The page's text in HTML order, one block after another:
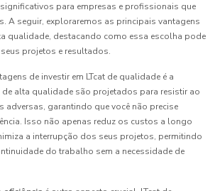
para empresas e profissionais que
A seguir, exploraremos as principais vantagens
qualidade, destacando como essa escolha pode
projetos e resultados.
de investir em LTcat de qualidade é a
de alta qualidade são projetados para resistir ao
adversas, garantindo que você não precise
Isso não apenas reduz os custos a longo
a interrupção dos seus projetos, permitindo
do trabalho sem a necessidade de